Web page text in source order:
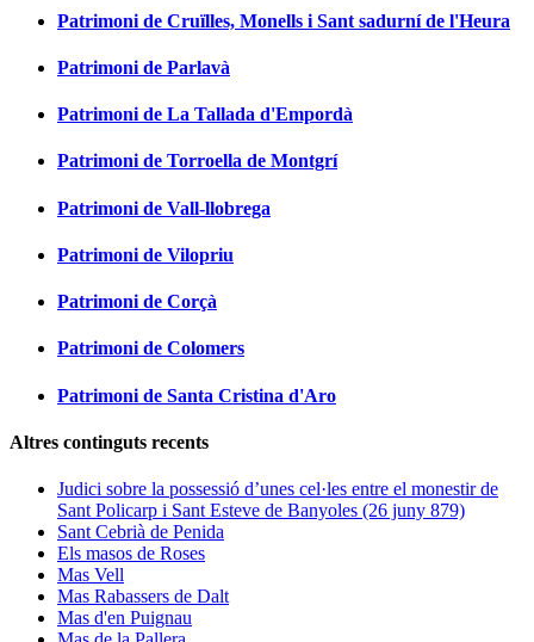
Patrimoni de Cruïlles, Monells i Sant sadurní de l'Heura
Patrimoni de Parlavà
Patrimoni de La Tallada d'Empordà
Patrimoni de Torroella de Montgrí
Patrimoni de Vall-llobrega
Patrimoni de Vilopriu
Patrimoni de Corçà
Patrimoni de Colomers
Patrimoni de Santa Cristina d'Aro
Altres continguts recents
Judici sobre la possessió d’unes cel·les entre el monestir de
Sant Policarp i Sant Esteve de Banyoles (26 juny 879)
Sant Cebrià de Penida
Els masos de Roses
Mas Vell
Mas Rabassers de Dalt
Mas d'en Puignau